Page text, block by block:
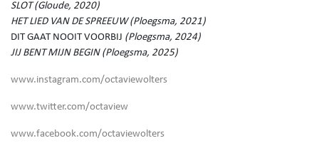
SLOT (Gloude, 2020)
HET LIED VAN DE SPREEUW (Ploegsma, 2021)
DIT GAAT NOOIT VOORBIJ (Ploegsma, 2024)
JIJ BENT MIJN BEGIN (Ploegsma, 2025)
www.instagram.com/octaviewolters
www.twitter.com/octaview
www.facebook.com/octaviewolters